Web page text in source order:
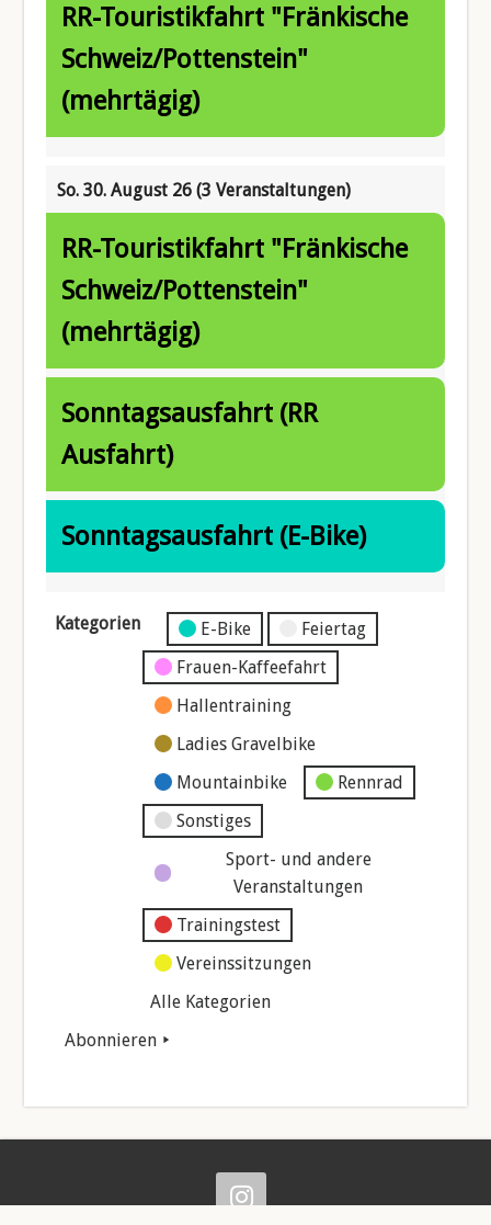
RR-Touristikfahrt "Fränkische
Schweiz/Pottenstein"
(mehrtägig)
So. 30. August 26(3 Veranstaltungen)
RR-Touristikfahrt "Fränkische
Schweiz/Pottenstein"
(mehrtägig)
Sonntagsausfahrt (RR
Ausfahrt)
Sonntagsausfahrt (E-Bike)
Kategorien
Kategorie
ohne
Titel
E-Bike
Feiertag
Frauen-Kaffeefahrt
Hallentraining
Ladies Gravelbike
Mountainbike
Rennrad
Sonstiges
Sport- und andere
Veranstaltungen
Trainingstest
Vereinssitzungen
Alle Kategorien
Abonnieren